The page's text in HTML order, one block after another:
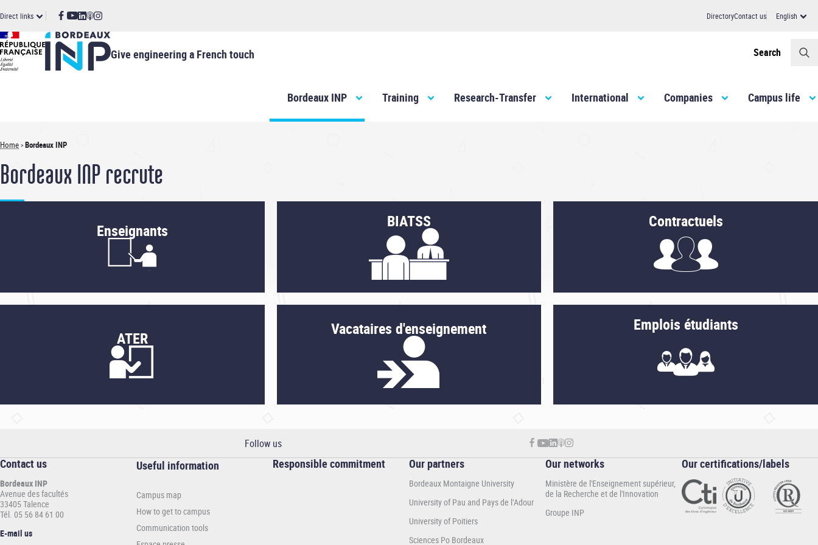
to
main
content
Direct links DirectoryContact us English
Give engineering a French touch Search
Bordeaux INP Training Research-Transfer International Companies Campus life
Breadcrumb
Home Bordeaux INP
Bordeaux INP recrute
Enseignants BIATSS Contractuels
ATER Vacataires d'enseignement Emplois étudiants
Follow us
Contact us
Bordeaux INP
Avenue des facultés
33405 Talence
Tél. 05 56 84 61 00
E-mail us
Informations
INP
Useful information
Campus map
How to get to campus
Communication tools
Responsible commitment Our partners
Bordeaux Montaigne University
University of Pau and Pays de l’Adour
University of Poitiers
Sciences Po Bordeaux
Our networks
Ministère de l'Enseignement supérieur,
de la Recherche et de l'Innovation
Groupe INP
Our certifications/labels